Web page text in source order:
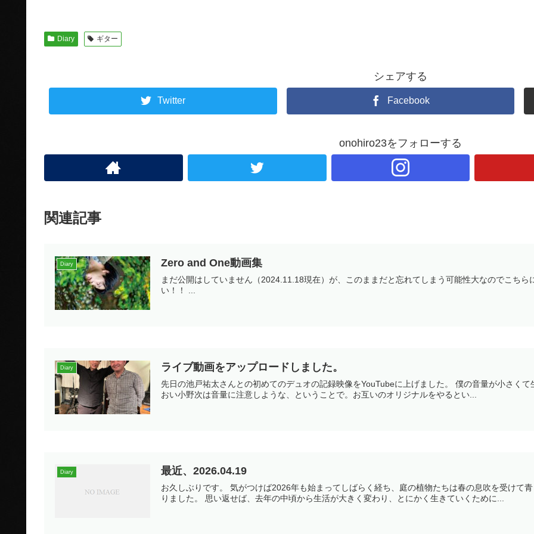
Diary ギター
シェアする
Twitter Facebook
onohiro23をフォローする
関連記事
Diary Zero and One動画集
まだ公開はしていません（2024.11.18現在）が、このままだと忘れてしまう可能性大なのでこち
い！！ ...
Diary ライブ動画をアップロードしました。
先日の池戸祐太さんとの初めてのデュオの記録映像をYouTubeに上げました。 僕の音量が小さく
おい小野次は音量に注意しような、ということで。お互いのオリジナルをやるとい...
Diary 最近、2026.04.19
お久しぶりです。 気がつけば2026年も始まってしばらく経ち、庭の植物たちは春の息吹を受けて
りました。 思い返せば、去年の中頃から生活が大きく変わり、とにかく生きていくために...